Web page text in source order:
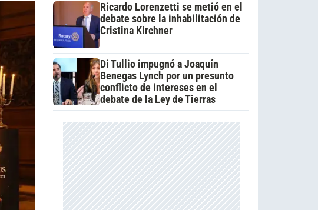
Ricardo Lorenzetti se metió en el
debate sobre la inhabilitación de
Cristina Kirchner
Di Tullio impugnó a Joaquín
Benegas Lynch por un presunto
conflicto de intereses en el
debate de la Ley de Tierras